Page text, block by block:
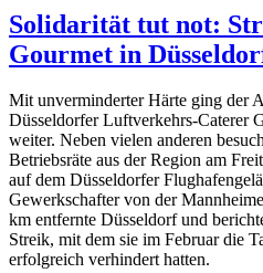
Solidarität tut not:
Gourmet in
Mit unverminderter Härte ging der
Düsseldorfer Luftverkehrs-Caterer
weiter. Neben vielen anderen
Betriebsräte aus der Region am
auf dem Düsseldorfer
Gewerkschafter von der
km entfernte Düsseldorf und
Streik, mit dem sie im Februar die
erfolgreich verhindert hatten.